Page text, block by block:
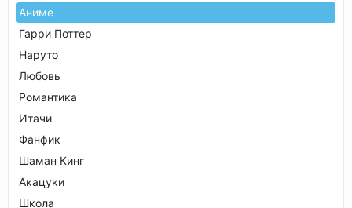
Аниме
Гарри Поттер
Наруто
Любовь
Романтика
Итачи
Фанфик
Шаман Кинг
Акацуки
Школа